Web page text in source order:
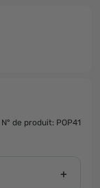
N° de produit: POP41
+